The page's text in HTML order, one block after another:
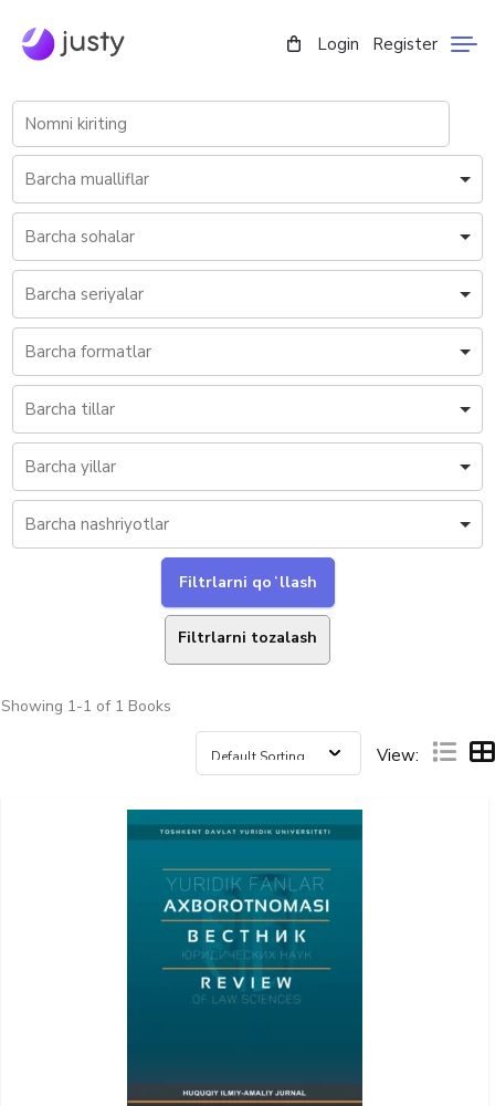
Login Register
Filtrlarni tozalash
Showing 1-1 of 1 Books
View: